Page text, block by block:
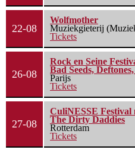
22-08
Wolfmother
Muziekgieterij
Tickets
26-08
Rock en Seine
Bad Seeds,
Parijs
Tickets
27-08
CuliNESSE Festival
The Dirty Daddies
Rotterdam
Tickets